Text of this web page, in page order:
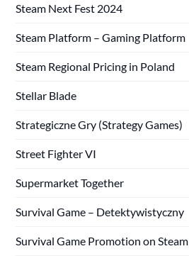
Steam Next Fest 2024
Steam Platform – Gaming Platform
Steam Regional Pricing in Poland
Stellar Blade
Strategiczne Gry (Strategy Games)
Street Fighter VI
Supermarket Together
Survival Game – Detektywistyczny
Survival Game Promotion on Steam